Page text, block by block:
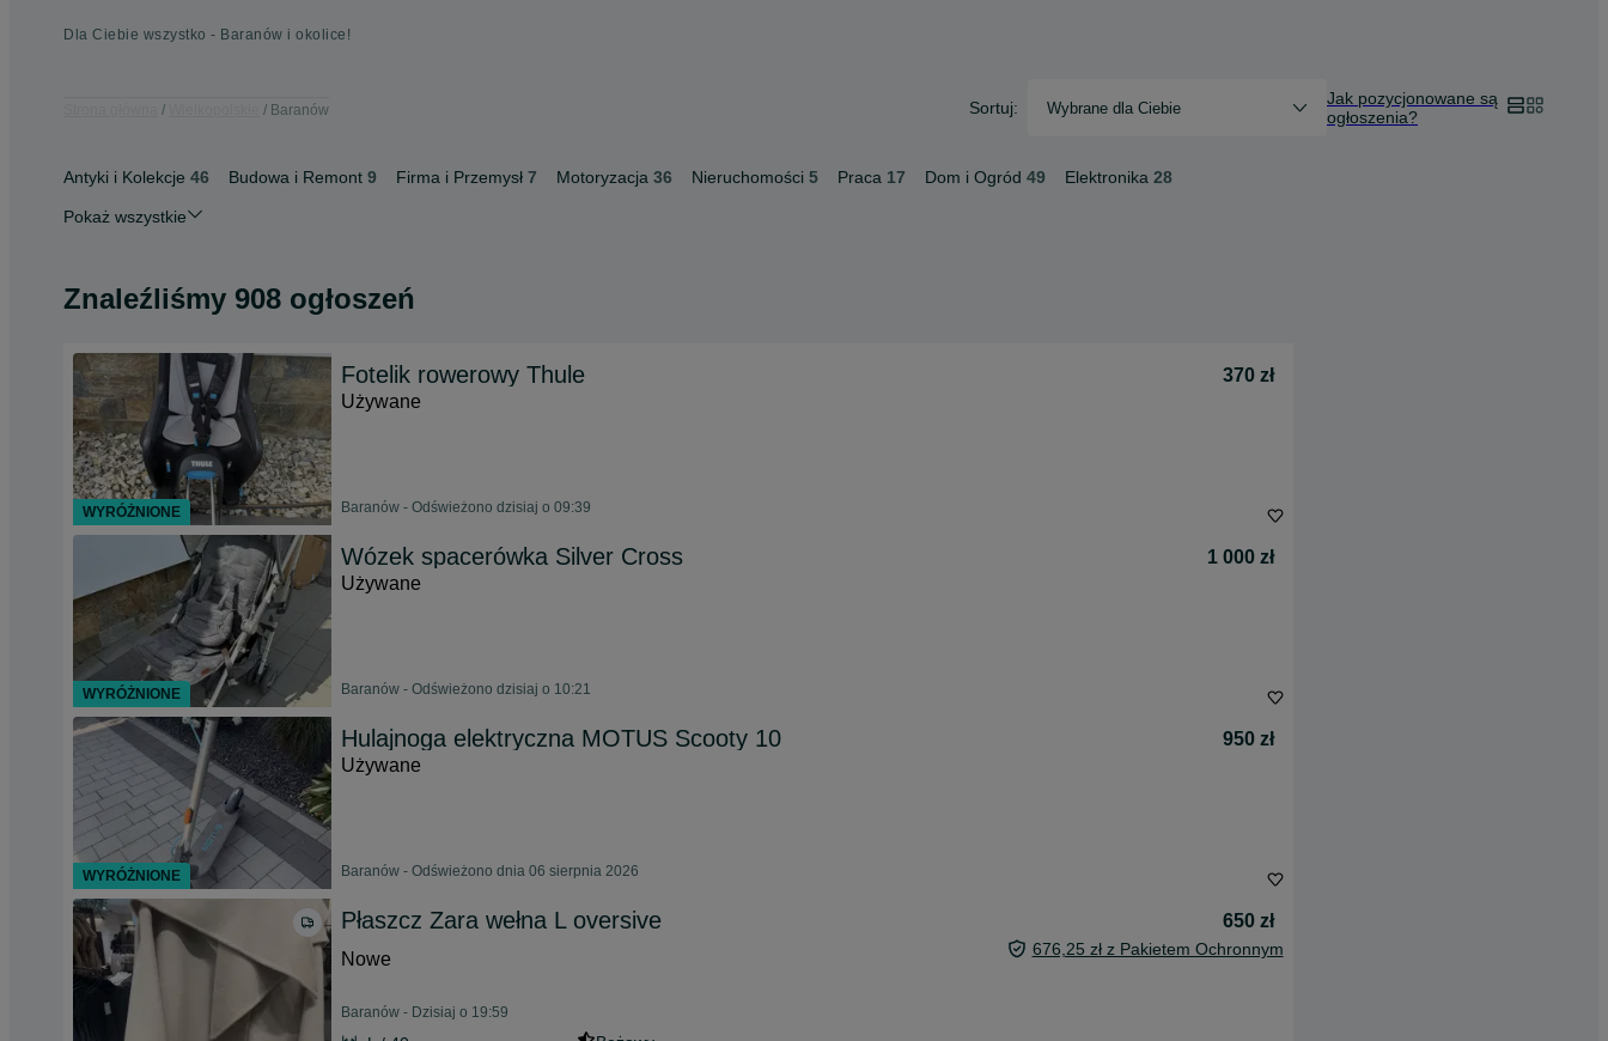
Dla Ciebie wszystko - Baranów i okolice!
Baranów Sortuj: Wybrane dla Ciebie
Jak pozycjonowane są
ogłoszenia?
Antyki i Kolekcje 46 Budowa i Remont 9 Firma i Przemysł 7 Motoryzacja 36 Nieruchomości 5 Praca 17 Dom i Ogród 49 Elektronika 28
Pokaż wszystkie
Znaleźliśmy 908 ogłoszeń
Fotelik rowerowy Thule
370 zł
Używane
Baranów - Odświeżono dzisiaj o 09:39
Wózek spacerówka Silver Cross
1 000 zł
Używane
Baranów - Odświeżono dzisiaj o 10:21
Hulajnoga elektryczna MOTUS Scooty 10
950 zł
Używane
Baranów - Odświeżono dnia 06 sierpnia 2026
Płaszcz Zara wełna L oversive
650 zł
Nowe
676,25 zł z Pakietem Ochronnym
Baranów - Dzisiaj o 19:59
WYRÓŻNIONE
WYRÓŻNIONE
WYRÓŻNIONE